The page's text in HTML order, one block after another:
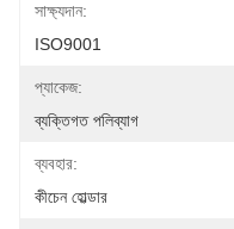
সাক্ষ্যদান:
ISO9001
প্যাকেজ:
ব্যক্তিগত পলিব্যাগ
ব্যবহার:
কীচেন হোল্ডার